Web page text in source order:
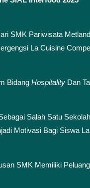
SMK Pariwisata
La Cuisine
Bidang Hospitality Dan
Salah Satu
Motivasi Bagi Siswa
SMK Memiliki